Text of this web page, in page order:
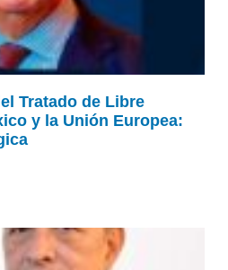
Tratado de Libre
y la Unión Europea: